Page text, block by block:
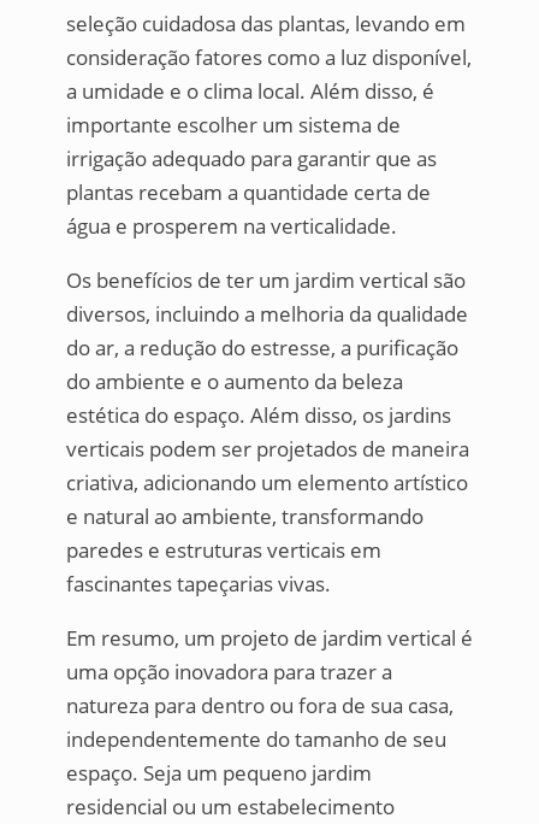
seleção cuidadosa das plantas, levando em
consideração fatores como a luz disponível,
a umidade e o clima local. Além disso, é
importante escolher um sistema de
irrigação adequado para garantir que as
plantas recebam a quantidade certa de
água e prosperem na verticalidade.
Os benefícios de ter um jardim vertical são
diversos, incluindo a melhoria da qualidade
do ar, a redução do estresse, a purificação
do ambiente e o aumento da beleza
estética do espaço. Além disso, os jardins
verticais podem ser projetados de maneira
criativa, adicionando um elemento artístico
e natural ao ambiente, transformando
paredes e estruturas verticais em
fascinantes tapeçarias vivas.
Em resumo, um projeto de jardim vertical é
uma opção inovadora para trazer a
natureza para dentro ou fora de sua casa,
independentemente do tamanho de seu
espaço. Seja um pequeno jardim
residencial ou um estabelecimento